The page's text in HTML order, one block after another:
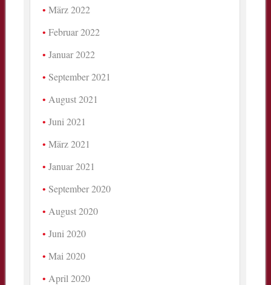
März 2022
Februar 2022
Januar 2022
September 2021
August 2021
Juni 2021
März 2021
Januar 2021
September 2020
August 2020
Juni 2020
Mai 2020
April 2020